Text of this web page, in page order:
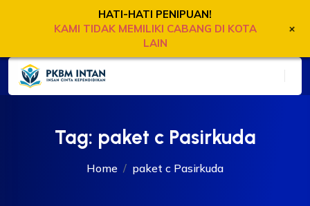
Tag: paket c Pasirkuda
Home paket c Pasirkuda
HATI-HATI PENIPUAN!
KAMI TIDAK MEMILIKI CABANG DI KOTA
LAIN
+